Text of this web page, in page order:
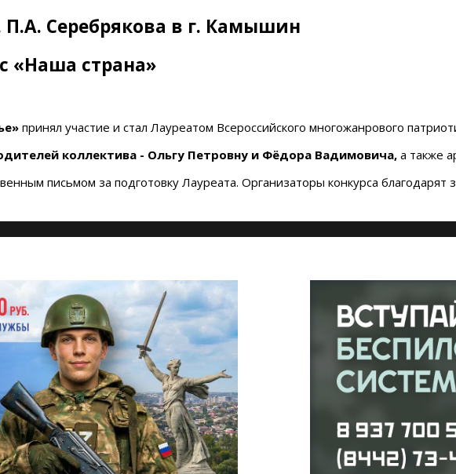
Серебрякова в г. Камышин
«Наша страна»
принял участие и стал Лауреатом Всероссийского многожанрового
коллектива - Ольгу Петровну и Фёдора Вадимовича,а также
письмом за подготовку Лауреата. Организаторы конкурса